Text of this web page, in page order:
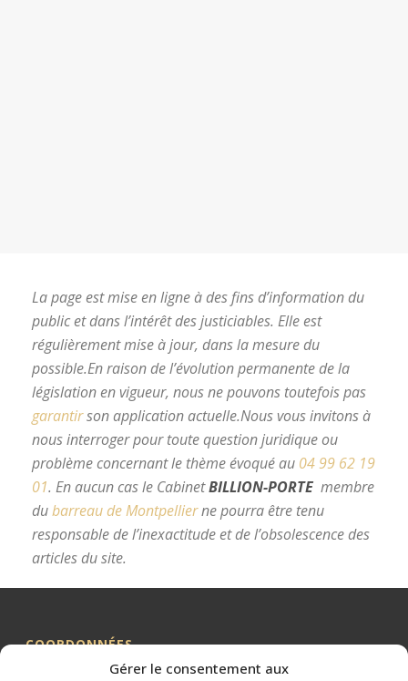
Gérer le consentement aux
La page est mise en ligne à des fins d’information du
public et dans l’intérêt des justiciables. Elle est
régulièrement mise à jour, dans la mesure du
possible.En raison de l’évolution permanente de la
législation en vigueur, nous ne pouvons toutefois pas
garantirson application actuelle.Nous vous invitons à
nous interroger pour toute question juridique ou
problème concernant le thème évoqué au 04 99 62 19
01. En aucun cas le CabinetBILLION-PORTE membre
dubarreau de Montpellierne pourra être tenu
responsable de l’inexactitude et de l’obsolescence des
articles du site.
COORDONNÉES
Me BILLION-PORTE